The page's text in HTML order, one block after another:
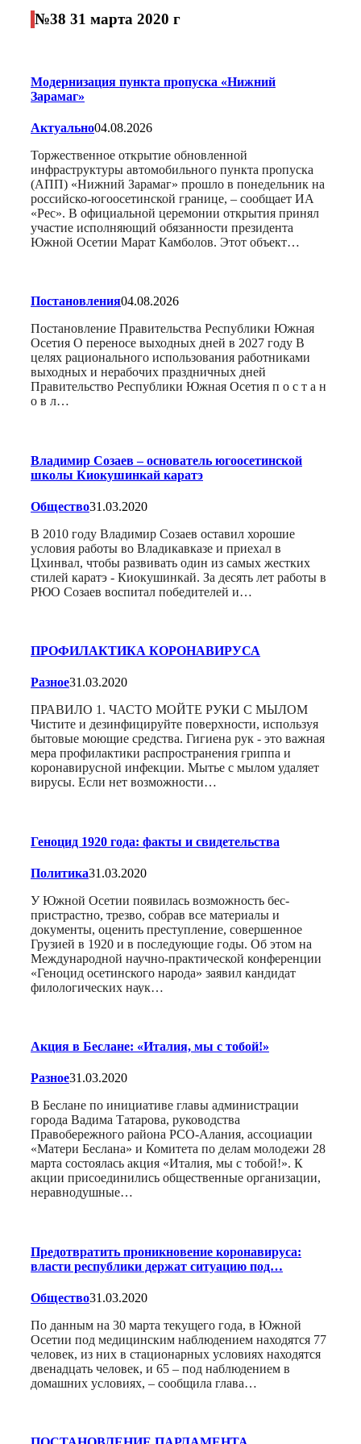
№38 31 марта 2020 г
Модернизация пункта пропуска «Нижний
Зарамаг»
Актуально04.08.2026
Торжественное открытие обновленной
инфраструктуры автомобильного пункта пропуска
(АПП) «Нижний Зарамаг» прошло в понедельник на
российско-югоосетинской границе, – сообщает ИА
«Рес». В официальной церемонии открытия принял
участие исполняющий обязанности президента
Южной Осетии Марат Камболов. Этот объект…
Постановления04.08.2026
Постановление Правительства Республики Южная
Осетия О переносе выходных дней в 2027 году В
целях рационального использования работниками
выходных и нерабочих праздничных дней
Правительство Республики Южная Осетия п о с т а н
о в л…
Владимир Созаев – основатель югоосетинской
школы Киокушинкай каратэ
Общество31.03.2020
В 2010 году Владимир Созаев оставил хорошие
условия работы во Владикавказе и приехал в
Цхинвал, чтобы развивать один из самых жестких
стилей каратэ - Киокушинкай. За десять лет работы в
РЮО Созаев воспитал победителей и…
ПРОФИЛАКТИКА КОРОНАВИРУСА
Разное31.03.2020
ПРАВИЛО 1. ЧАСТО МОЙТЕ РУКИ С МЫЛОМ
Чистите и дезинфицируйте поверхности, используя
бытовые моющие средства. Гигиена рук - это важная
мера профилактики распространения гриппа и
коронавирусной инфекции. Мытье с мылом удаляет
вирусы. Если нет возможности…
Геноцид 1920 года: факты и свидетельства
Политика31.03.2020
У Южной Осетии появилась возможность бес-
пристрастно, трезво, собрав все материалы и
документы, оценить преступление, совершенное
Грузией в 1920 и в последующие годы. Об этом на
Международной научно-практической конференции
«Геноцид осетинского народа» заявил кандидат
филологических наук…
Акция в Беслане: «Италия, мы с тобой!»
Разное31.03.2020
В Беслане по инициативе главы администрации
города Вадима Татарова, руководства
Правобережного района РСО-Алания, ассоциации
«Матери Беслана» и Комитета по делам молодежи 28
марта состоялась акция «Италия, мы с тобой!». К
акции присоединились общественные организации,
неравнодушные…
Предотвратить проникновение коронавируса:
власти республики держат ситуацию под…
Общество31.03.2020
По данным на 30 марта текущего года, в Южной
Осетии под медицинским наблюдением находятся 77
человек, из них в стационарных условиях находятся
двенадцать человек, и 65 – под наблюдением в
домашних условиях, – сообщила глава…